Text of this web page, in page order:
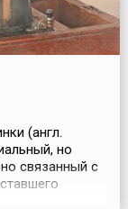
(англ.
но
связанный с